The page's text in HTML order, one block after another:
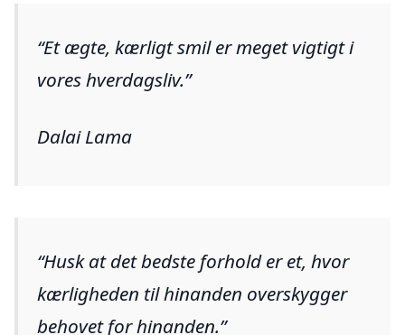
Et ægte, kærligt smil er meget vigtigt i
vores hverdagsliv.
Dalai Lama
Husk at det bedste forhold er et, hvor
kærligheden til hinanden overskygger
behovet for hinanden.